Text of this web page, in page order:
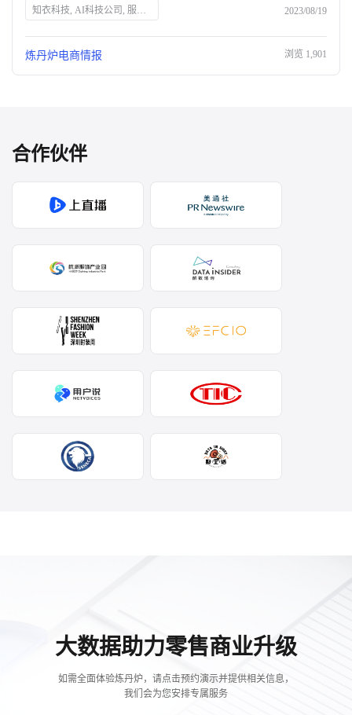
知衣科技, AI科技公司, 服装AI大数据, 头部企业, 人工智能, 数据分析, 时尚科技, 服装设计, 市场趋势, 智能解决方案 2023/08/19
炼丹炉电商情报 浏览 1,901
合作伙伴
大数据助力零售商业升级
如需全面体验炼丹炉，请点击预约演示并提供相关信息，
我们会为您安排专属服务